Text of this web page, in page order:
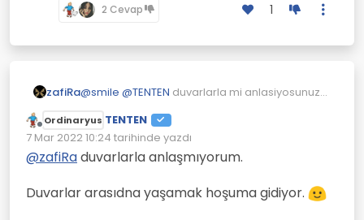
2 Cevap 1
zafiRa@smile @TENTEN
Çevrimdışı
Ordinaryus TENTEN
7 Mar 2022 10:24 tarihinde yazdı
Son düzenleyen:
@zafiRaduvarlarla anlaşmıyorum.
Duvarlar arasıdna yaşamak hoşuma gidiyor.